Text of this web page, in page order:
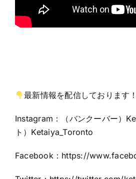
最新情報を配信しております！
Instagram：（バンクーバー）
ト）Ketaiya_Toronto
Facebook： https://